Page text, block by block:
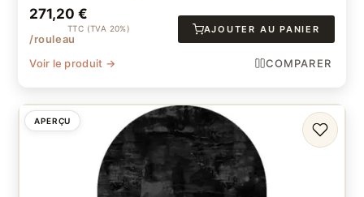
271,20€
TTC (TVA 20%)
/rouleau
AJOUTER AU PANIER
Voir le produit → COMPARER
APERÇU